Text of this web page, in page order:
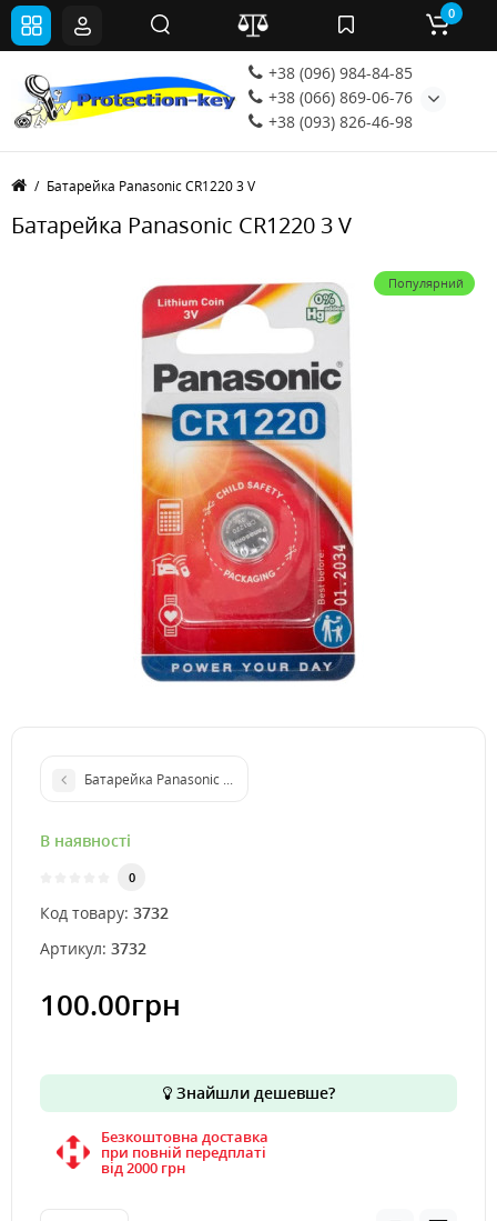
+38 (096) 984-84-85
+38 (066) 869-06-76
+38 (093) 826-46-98
0
Батарейка Panasonic CR1220 3 V
Батарейка Panasonic CR1220 3 V
Популярний
Батарейка Panasonic CR2032 3V
В наявності
0
Код товару: 3732
Артикул: 3732
100.00грн
Знайшли дешевше?
Безкоштовна доставка
при повній передплаті
вiд 2000 грн